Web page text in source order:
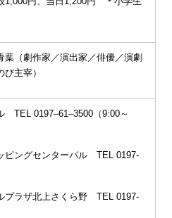
葉（劇作家／演出家／俳優／演劇
主宰）
TEL 0197‒61‒3500（9:00～
ピングセンターパル TEL 0197-
プラザ北上さくら野 TEL 0197-